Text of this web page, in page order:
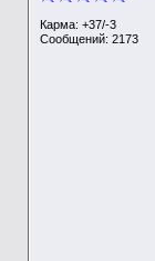
Карма: +37/-3
Сообщений: 2173